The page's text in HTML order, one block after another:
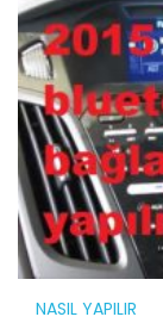
NASIL YAPILIR